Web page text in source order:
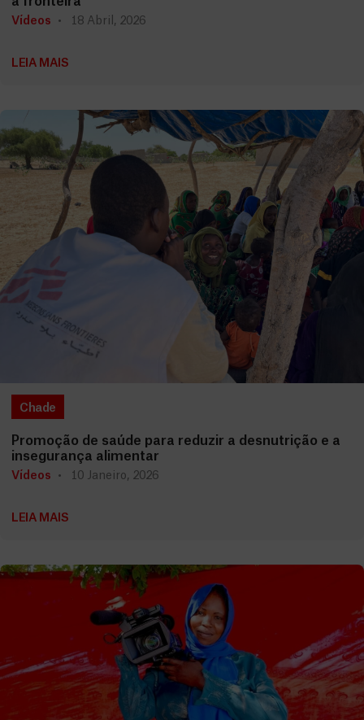
Vídeos 18 Abril, 2026
LEIA MAIS
Chade
Promoção de saúde para reduzir a desnutrição e a
insegurança alimentar
Vídeos 10 Janeiro, 2026
LEIA MAIS